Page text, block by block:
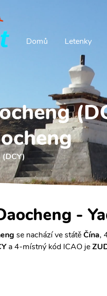
Domů Letenky
-
se nachází ve státěČína,
a 4-místný kód ICAO je